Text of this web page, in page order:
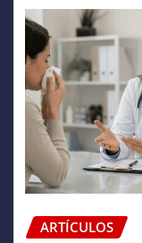
ARTÍCULOS